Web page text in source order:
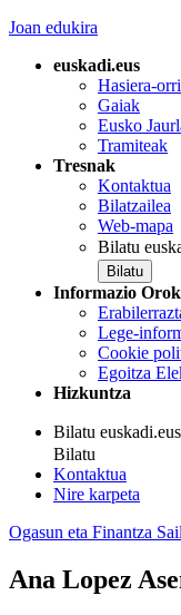
Joan edukira
euskadi.eus
Hasiera-
Gaiak
Eusko
Tramiteak
Tresnak
Kontaktua
Bilatzailea
Web-mapa
Bilatu
Informazio
Lege-
Cookie
Egoitza
Hizkuntza
Bilatu
Bilatu
Kontaktua
Nire karpeta
Ogasun eta Finantza
Ana Lopez